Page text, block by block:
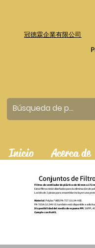
冠德霖企業有限公司
Inicio Acerca de
Conjuntos de
Filtros de ventilador de plástico de 40 mm a 172
Estos filtros están diseñados para la eliminación de
Los kits de 3 piezas para ensamblar incluyen una
Material: Polylac® ABS PA-757 (UL94-HB).
PA-765A (UL94V-0) también está disponible a
Disponibilidad del medio de espuma PPI: 30PPI,
Cumple con RoHS.